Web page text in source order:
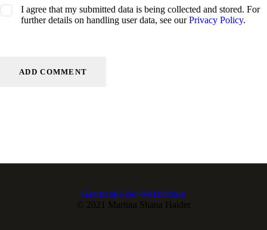
I agree that my submitted data is being collected and stored. For
further details on handling user data, see ourPrivacy Policy.
Geschenke der Wirklichkeit
© 2021 Martina Shana Haider